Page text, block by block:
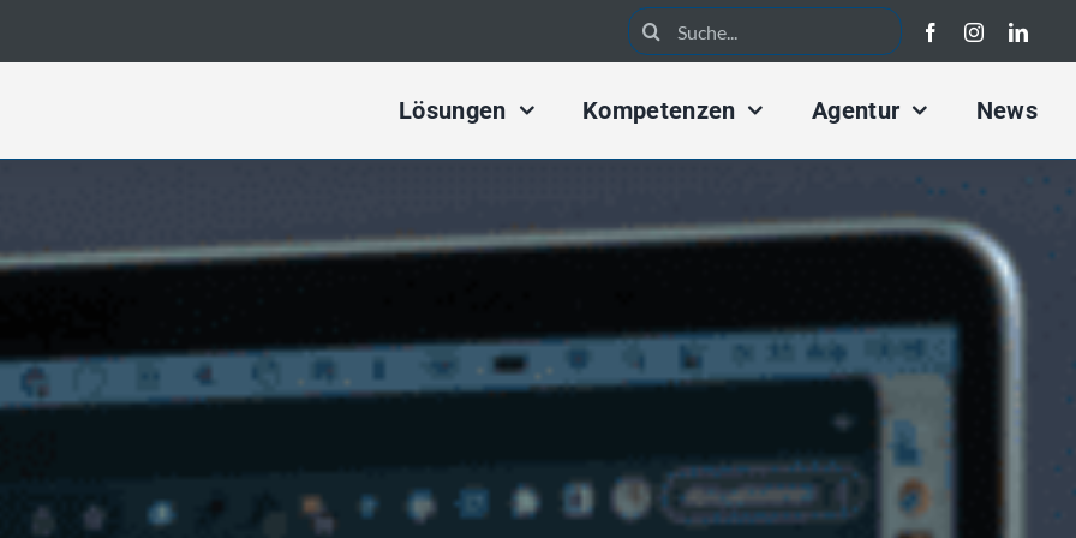
Search
for:
Lösungen
Digital Marketing Konzept Kampagnen Konzept
Kompetenzen Agentur News